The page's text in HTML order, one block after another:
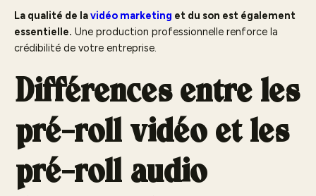
La qualité de lavidéo marketing et du son est également
essentielle. Une production professionnelle renforce la
crédibilité de votre entreprise.
Différences entre les
pré-roll vidéo et les
pré-roll audio